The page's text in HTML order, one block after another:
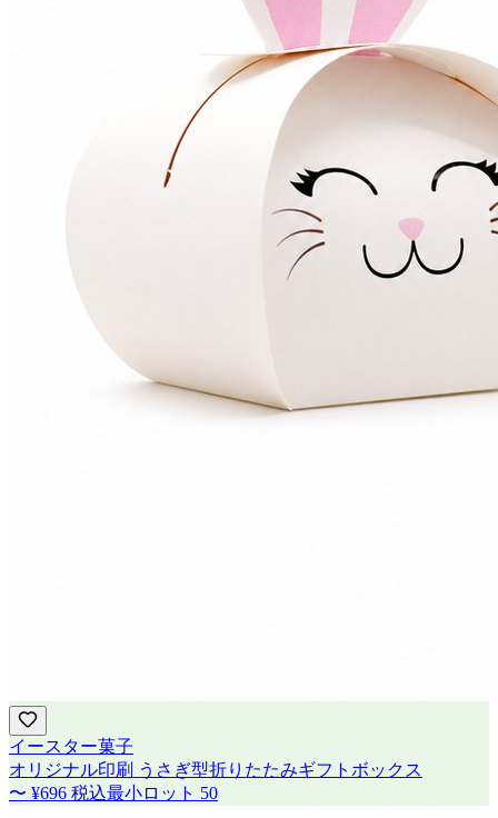
イースター菓子
オリジナル印刷 うさぎ型折りたたみギフトボックス
〜 ¥696 税込最小ロット 50